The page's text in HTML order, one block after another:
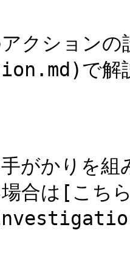
アクション
で解
がかりを
場合は[こち